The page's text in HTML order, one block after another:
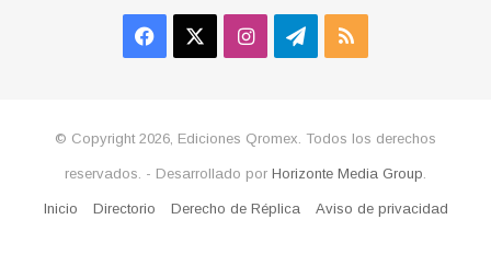
Facebook InstagramTelegram
RSS
© Copyright 2026, Ediciones Qromex. Todos los derechos
reservados. - Desarrollado por Horizonte Media Group.
Inicio Directorio Derecho de Réplica Aviso de privacidad